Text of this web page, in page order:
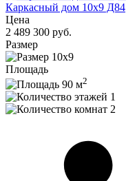
Каркасный дом 10х9 Д84
Цена
2 489 300 руб.
Размер
10х9
Площадь
90 м2
1
2